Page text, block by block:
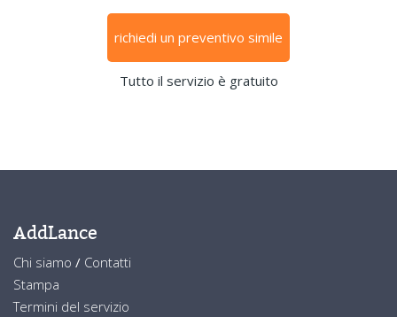
richiedi un preventivo simile
Tutto il servizio è gratuito
AddLance
Chi siamo / Contatti
Stampa
Termini del servizio